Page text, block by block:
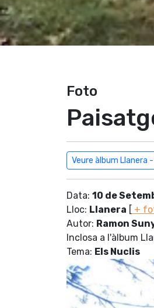
Foto
Veure àlbum Llanera
Data: 10 de
Lloc: Llanera [ +
Autor: Ramon
Inclosa a l'àlbum
Tema: Els Nuclis